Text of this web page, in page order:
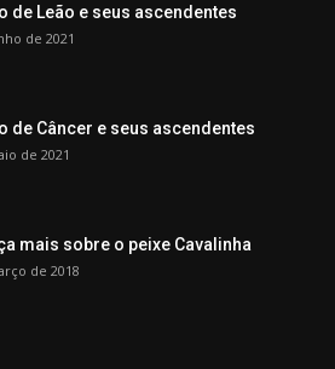
de Leão e seus ascendentes
de 2021
de Câncer e seus ascendentes
de 2021
mais sobre o peixe Cavalinha
de 2018